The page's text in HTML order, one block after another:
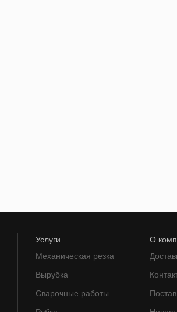
Услуги
Механическая резка
Вырубка
Сварочные работы
О